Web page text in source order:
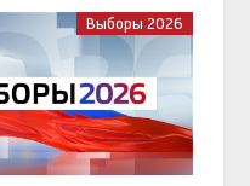
Выборы 2026